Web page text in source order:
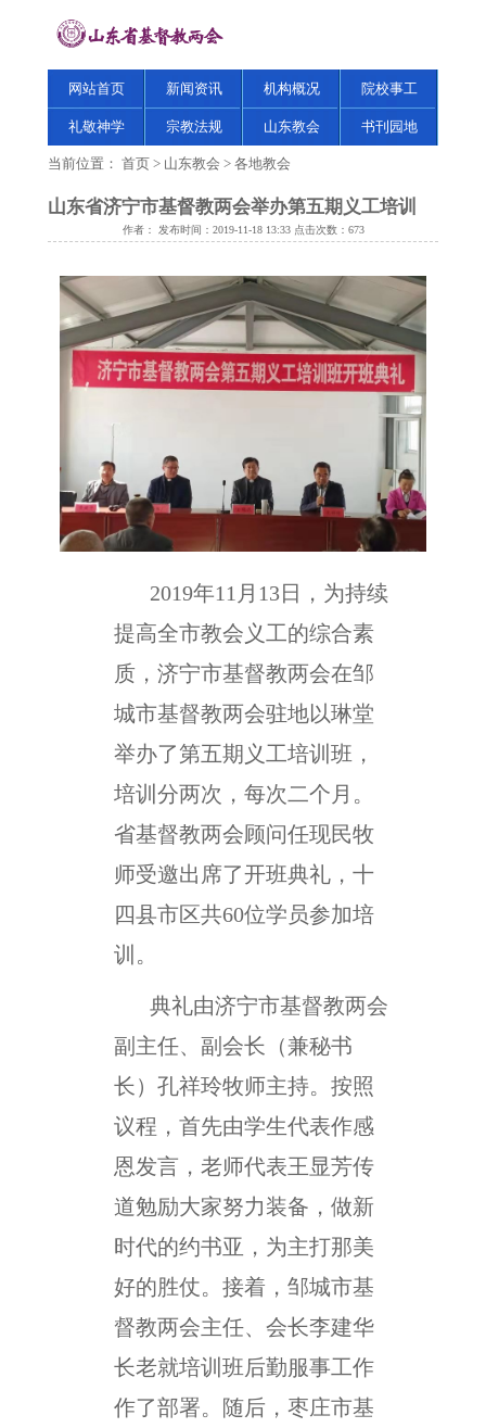
网站首页 新闻资讯 机构概况 院校事工
礼敬神学 宗教法规 山东教会 书刊园地
当前位置： 首页 > 山东教会 > 各地教会
山东省济宁市基督教两会举办第五期义工培训
作者： 发布时间：2019-11-18 13:33 点击次数： 673
2019年11月13日，为持续
提高全市教会义工的综合素
质，济宁市基督教两会在邹
城市基督教两会驻地以琳堂
举办了第五期义工培训班，
培训分两次，每次二个月。
省基督教两会顾问任现民牧
师受邀出席了开班典礼，十
四县市区共60位学员参加培
训。
典礼由济宁市基督教两会
副主任、副会长（兼秘书
长）孔祥玲牧师主持。按照
议程，首先由学生代表作感
恩发言，老师代表王显芳传
道勉励大家努力装备，做新
时代的约书亚，为主打那美
好的胜仗。接着，邹城市基
督教两会主任、会长李建华
长老就培训班后勤服事工作
作了部署。随后，枣庄市基